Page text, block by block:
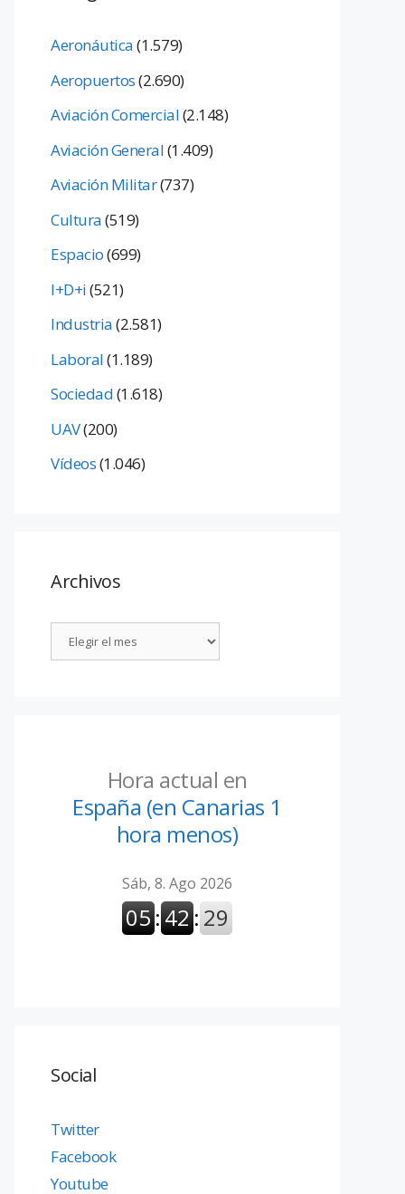
Aeronáutica(1.579)
Aeropuertos(2.690)
Aviación Comercial(2.148)
Aviación General(1.409)
Aviación Militar(737)
Cultura(519)
Espacio(699)
I+D+i(521)
Industria(2.581)
Laboral(1.189)
Sociedad(1.618)
UAV(200)
Vídeos(1.046)
Archivos
Hora actual en
España (en Canarias 1
hora menos)
Social
Twitter
Facebook
Youtube